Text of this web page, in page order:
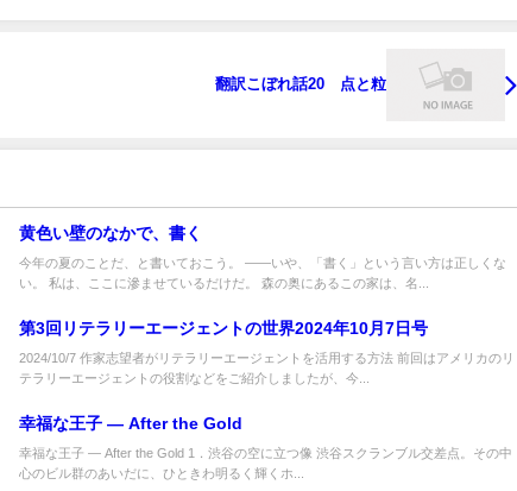
翻訳こぼれ話20 点と粒
黄色い壁のなかで、書く
今年の夏のことだ、と書いておこう。 ――いや、「書く」という言い方は正しくな
い。 私は、ここに滲ませているだけだ。 森の奥にあるこの家は、名...
第3回リテラリーエージェントの世界2024年10月7日号
2024/10/7 作家志望者がリテラリーエージェントを活用する方法 前回はアメリカのリ
テラリーエージェントの役割などをご紹介しましたが、今...
幸福な王子 ― After the Gold
幸福な王子 ― After the Gold 1．渋谷の空に立つ像 渋谷スクランブル交差点。その中
心のビル群のあいだに、ひときわ明るく輝くホ...